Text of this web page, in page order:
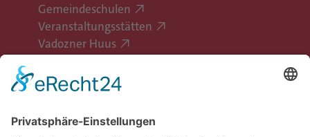
Gemeindeschulen
Veranstaltungsstätten
Vadozner Huus